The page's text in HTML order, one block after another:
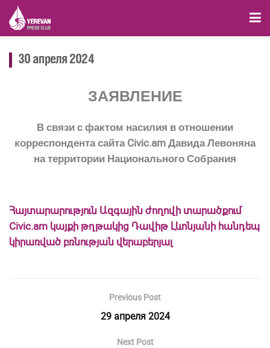
30 апреля 2024
ЗАЯВЛЕНИЕ
В связи с фактом насилия в отношении
корреспондента сайта Civic.am Давида Левоняна
на территории Национального Собрания
Հայտարարություն Ազգային ժողովի տարածքում
Civic.am կայքի թղթակից Դավիթ Լևոնյանի հանդեպ
կիրառված բռնության վերաբերյալ
Previous Post
29 апреля 2024
Next Post